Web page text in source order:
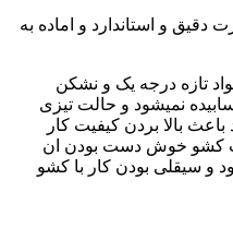
و استاندارد و اماده به
تازه درجه یک و نشکن
نمیشود و حالت تیزی
بالا بردن کیفیت کار
کشو خوش دست بودن ان
سیقلی بودن کار با کشو